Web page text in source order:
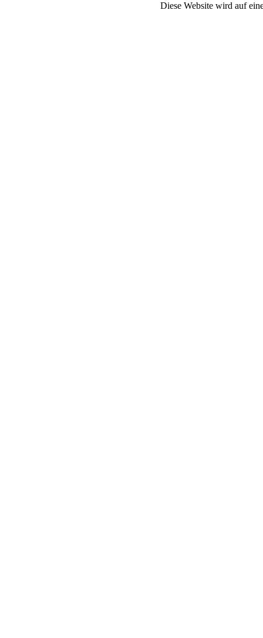
Diese Website wird auf